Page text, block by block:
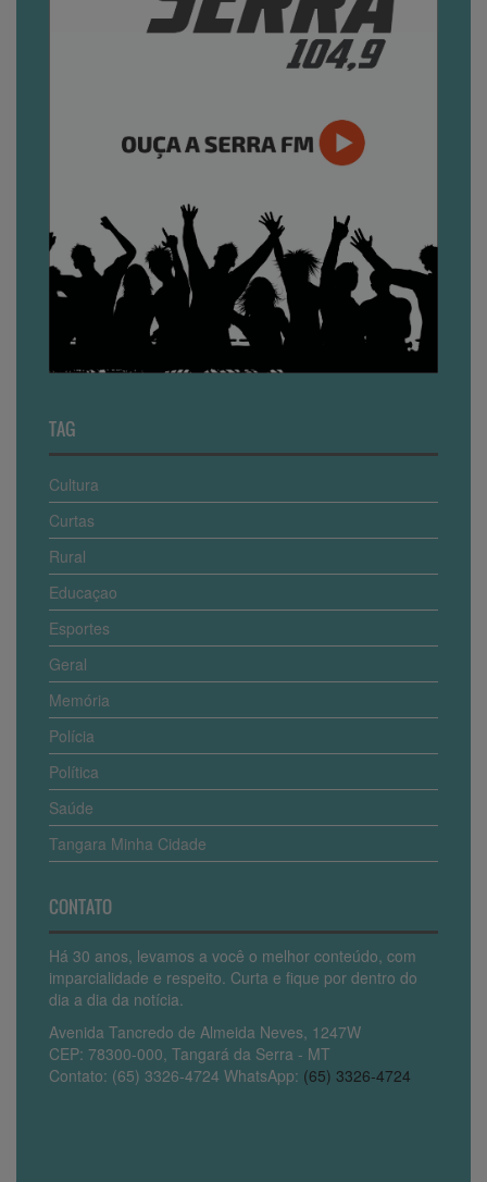
TAG
Cultura
Curtas
Rural
Educaçao
Esportes
Geral
Memória
Polícia
Política
Saúde
Tangara Minha Cidade
CONTATO
Há 30 anos, levamos a você o melhor conteúdo, com
imparcialidade e respeito. Curta e fique por dentro do
dia a dia da notícia.
Avenida Tancredo de Almeida Neves, 1247W
CEP: 78300-000, Tangará da Serra - MT
Contato: (65) 3326-4724 WhatsApp: (65) 3326-4724